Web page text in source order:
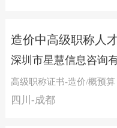
造价中高级职称人
深圳市星慧信息咨询
高级职称证书-造价/概预算
四川-成都